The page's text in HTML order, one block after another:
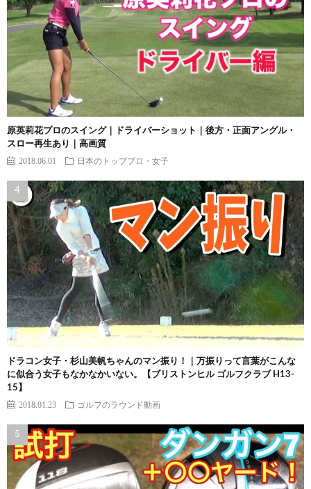
原英莉花プロのスイング｜ドライバーショット｜後方・正面アングル・
スロー再生あり｜高画質
2018.06.01 日本のトッププロ・女子
ドラコン女子・杉山美帆ちゃんのマン振り！｜万振りって言葉がこんな
に似合う女子もなかなかいない。【ブリストンヒル ゴルフクラブ H13-
15】
2018.01.23 ゴルフのラウンド動画